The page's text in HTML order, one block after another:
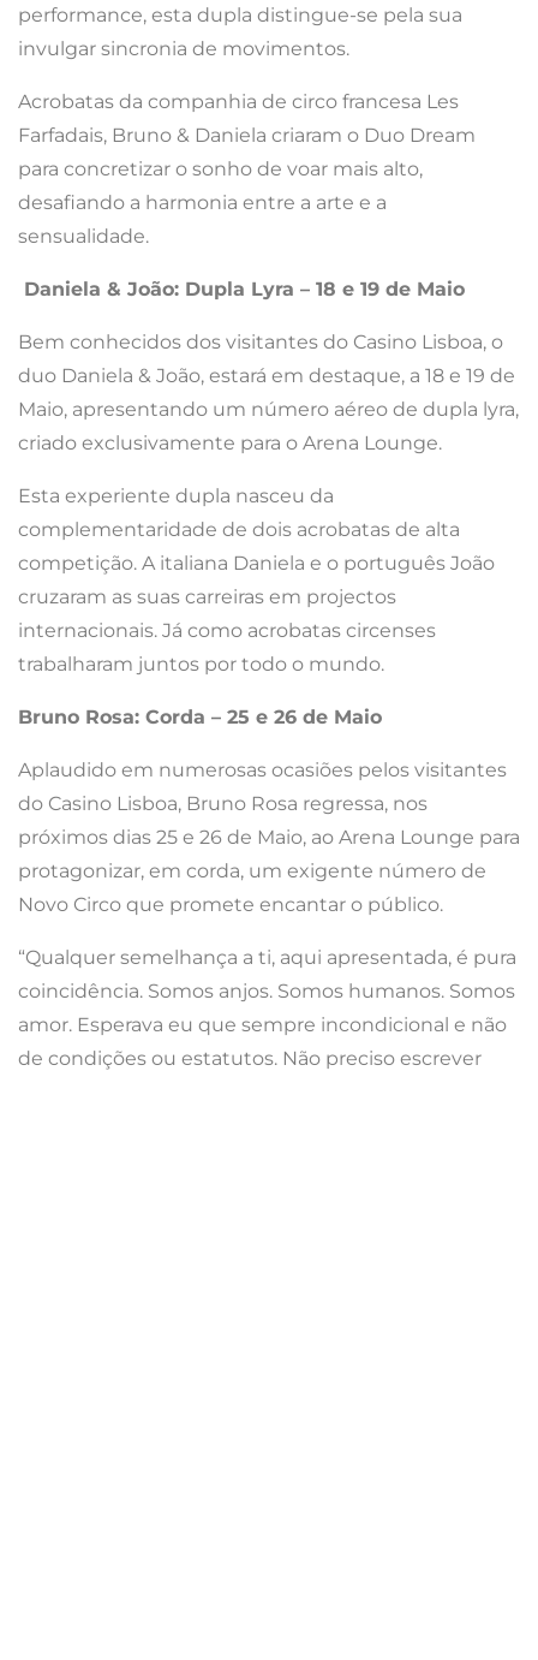
performance, esta dupla distingue-se pela sua
invulgar sincronia de movimentos.
Acrobatas da companhia de circo francesa Les
Farfadais, Bruno & Daniela criaram o Duo Dream
para concretizar o sonho de voar mais alto,
desafiando a harmonia entre a arte e a
sensualidade.
Daniela & João: Dupla Lyra – 18 e 19 de Maio
Bem conhecidos dos visitantes do Casino Lisboa, o
duo Daniela & João, estará em destaque, a 18 e 19 de
Maio, apresentando um número aéreo de dupla lyra,
criado exclusivamente para o Arena Lounge.
Esta experiente dupla nasceu da
complementaridade de dois acrobatas de alta
competição. A italiana Daniela e o português João
cruzaram as suas carreiras em projectos
internacionais. Já como acrobatas circenses
trabalharam juntos por todo o mundo.
Bruno Rosa: Corda – 25 e 26 de Maio
Aplaudido em numerosas ocasiões pelos visitantes
do Casino Lisboa, Bruno Rosa regressa, nos
próximos dias 25 e 26 de Maio, ao Arena Lounge para
protagonizar, em corda, um exigente número de
Novo Circo que promete encantar o público.
“Qualquer semelhança a ti, aqui apresentada, é pura
coincidência. Somos anjos. Somos humanos. Somos
amor. Esperava eu que sempre incondicional e não
de condições ou estatutos. Não preciso escrever